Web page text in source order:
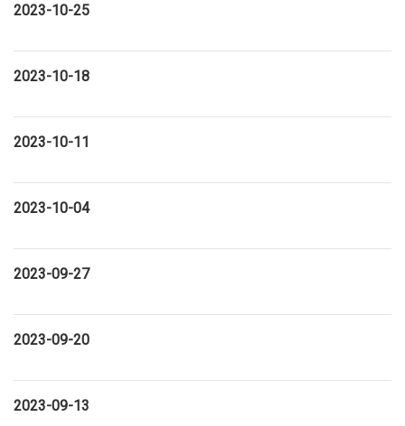
2023-10-25
2023-10-18
2023-10-11
2023-10-04
2023-09-27
2023-09-20
2023-09-13